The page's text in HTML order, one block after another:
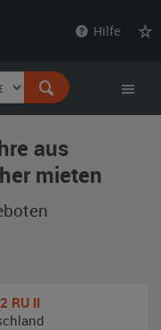
Hilfe
aus
mieten
RU II